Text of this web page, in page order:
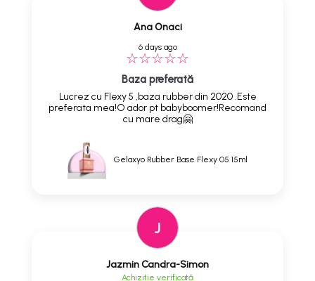
Ana Onaci
6 days ago
Baza preferată
Lucrez cu Flexy 5 ,baza rubber din 2020 .Este
preferata mea!O ador pt babyboomer!Recomand
cu mare drag🤗
Gelaxyo Rubber Base Flexy 05 15ml
J
Jazmin Candra-Simon
Achizitie verificată